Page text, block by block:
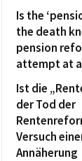
Is the
the death
pension
attempt at
Ist die
der Tod der
Versuch
Annäherung